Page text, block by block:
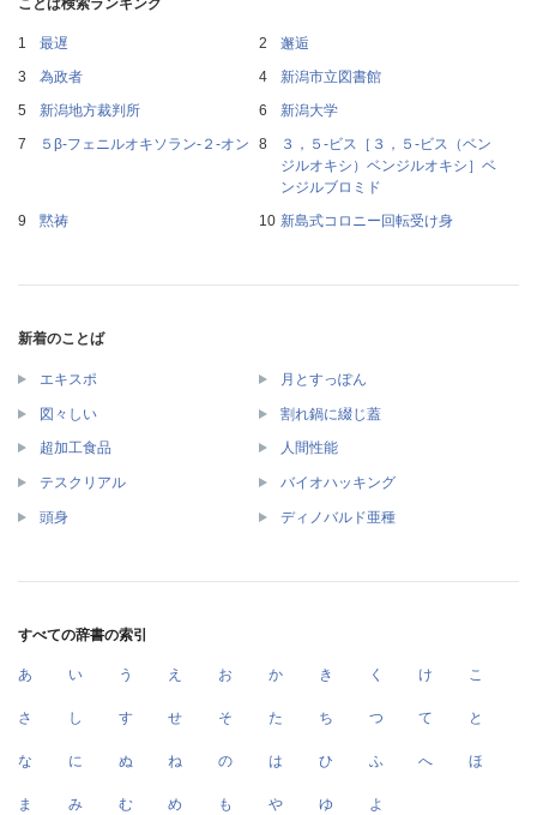
ことば検索ランキング
最遅
邂逅
為政者
新潟市立図書館
新潟地方裁判所
新潟大学
５β‐フェニルオキソラン‐２‐オン
３，５‐ビス［３，５‐ビス（ベン
ジルオキシ）ベンジルオキシ］ベ
ンジルブロミド
黙祷
新島式コロニー回転受け身
新着のことば
エキスポ 月とすっぽん
図々しい 割れ鍋に綴じ蓋
超加工食品 人間性能
テスクリアル バイオハッキング
頭身 ディノバルド亜種
すべての辞書の索引
あ い う え お か き く け こ
さ し す せ そ た ち つ て と
な に ぬ ね の は ひ ふ へ ほ
ま み む め も や ゆ よ